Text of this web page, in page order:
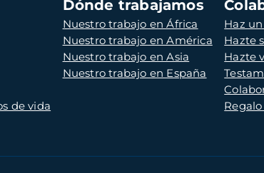
de vida
Dónde trabajamos
Nuestro trabajo en África
Nuestro trabajo en América
Nuestro trabajo en Asia
Nuestro trabajo en España
Haz
Hazte
Hazte